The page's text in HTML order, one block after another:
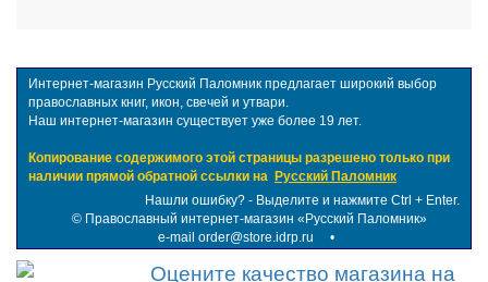
Интернет-магазин Русский Паломник предлагает широкий выбор
православных книг, икон, свечей и утвари.
Наш интернет-магазин существует уже более 19 лет.
Копирование содержимого этой страницы разрешено только при
наличии прямой обратной ссылки на Русский Паломник
Нашли ошибку? - Выделите и нажмите Ctrl + Enter.
© Православный интернет-магазин «Русский Паломник»
e-mail order@store.idrp.ru •